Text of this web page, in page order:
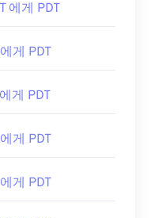
에게 PDT
게 PDT
게 PDT
게 PDT
게 PDT